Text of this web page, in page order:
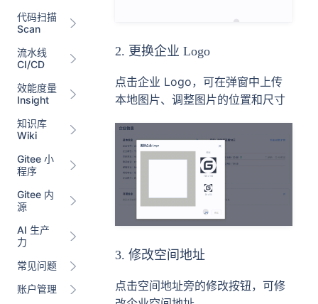
代码扫描
Scan
流水线
CI/CD
效能度量
Insight
知识库
Wiki
Gitee 小
程序
Gitee 内
源
AI 生产
力
常见问题
账户管理
2. 更换企业 Logo
点击企业 Logo，可在弹窗中上传
本地图片、调整图片的位置和尺寸
3. 修改空间地址
点击空间地址旁的修改按钮，可修